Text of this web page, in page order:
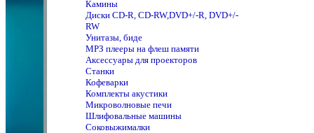
Камины
Диски CD-R, CD-RW,DVD+/-R, DVD+/-
RW
Унитазы, биде
MPЗ плееры на флеш памяти
Аксессуары для проекторов
Станки
Кофеварки
Комплекты акустики
Микроволновые печи
Шлифовальные машины
Соковыжималки